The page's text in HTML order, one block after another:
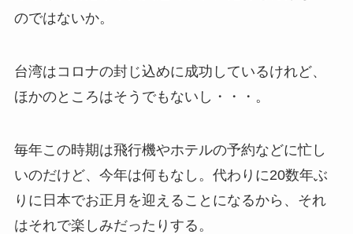
のではないか。
台湾はコロナの封じ込めに成功しているけれど、
ほかのところはそうでもないし・・・。
毎年この時期は飛行機やホテルの予約などに忙し
いのだけど、今年は何もなし。代わりに20数年ぶ
りに日本でお正月を迎えることになるから、それ
はそれで楽しみだったりする。